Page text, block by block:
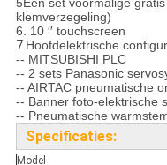
5Een set voormalige
klemverzegeling)
6. 10 ′′ touchscreen
7.Hoofdelektrische
-- MITSUBISHI PLC
-- 2 sets Panasonic
-- AIRTAC pneumatische
-- Banner foto-elektrische
-- Pneumatische
Specificaties:
Model